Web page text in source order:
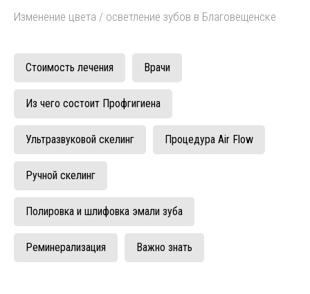
Изменение цвета / осветление зубов в Благовещенске
Стоимость лечения Врачи
Из чего состоит Профгигиена
Ультразвуковой скелинг Процедура Air Flow
Ручной скелинг
Полировка и шлифовка эмали зуба
Реминерализация Важно знать